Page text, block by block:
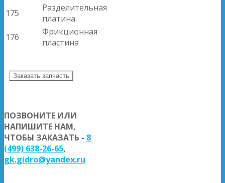
175
Разделительная
платина
176
Фрикционная
пластина
Заказать запчасть
ПОЗВОНИТЕ ИЛИ
НАПИШИТЕ НАМ,
ЧТОБЫ ЗАКАЗАТЬ - 8
(499) 638-26-65,
gk.gidro@yandex.ru